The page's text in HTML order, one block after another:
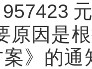
原因是
》的